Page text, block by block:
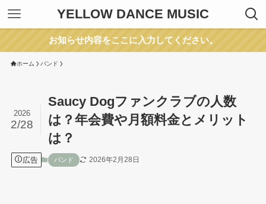
YELLOW DANCE MUSIC
お知らせ内容をここに入力してください。
ホーム バンド
Saucy Dogファンクラブの人数
は？年会費や月額料金とメリット
は？
2026
2/28
広告 バンド 2026年2月28日